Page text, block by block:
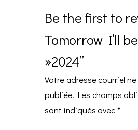
Be the first to
Tomorrow I’ll
»2024”
Votre adresse courriel
publiée. Les champs
sont indiqués avec*